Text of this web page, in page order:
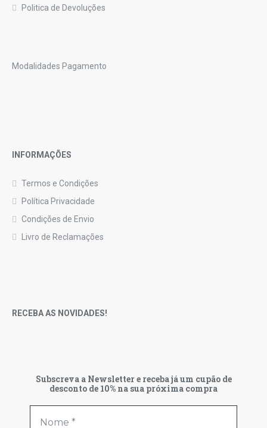
Politica de Devoluções
Modalidades Pagamento
INFORMAÇÕES
Termos e Condições
Política Privacidade
Condições de Envio
Livro de Reclamações
RECEBA AS NOVIDADES!
Subscreva a Newsletter e receba já um cupão de
desconto de 10% na sua próxima compra